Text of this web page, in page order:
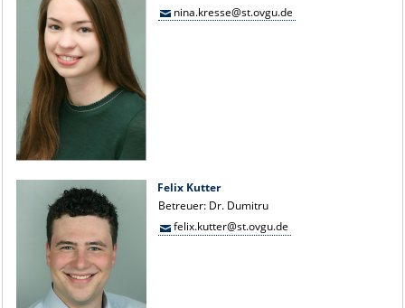
nina.kresse@st.ovgu.de
Felix Kutter
Betreuer: Dr. Dumitru
felix.kutter@st.ovgu.de